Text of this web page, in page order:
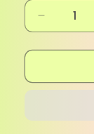
Verringere
die
Menge
MISS
LOVE